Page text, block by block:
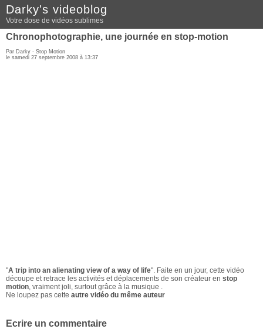
Darky's videoblog
Votre dose de vidéos sublimes
Chronophotographie, une journée en stop-motion
Par Darky - Stop Motion
le samedi 27 septembre 2008 à 13:37
"A trip into an alienating view of a way of life". Faite en un jour, cette vidéo
découpe et retrace les activités et déplacements de son créateur en stop
motion, vraiment joli, surtout grâce à la musique .
Ne loupez pas cette autre vidéo du même auteur
Ecrire un commentaire